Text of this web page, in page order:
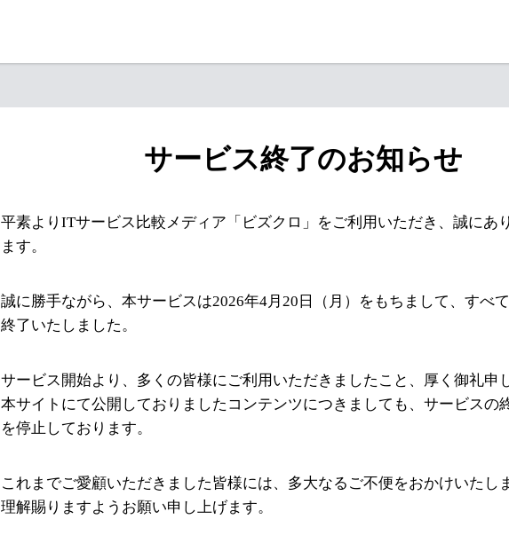
サービス終了のお知らせ
平素よりITサービス比較メディア「ビズクロ」をご利用いただき、誠にあ
ます。
誠に勝手ながら、本サービスは2026年4月20日（月）をもちまして、すべ
終了いたしました。
サービス開始より、多くの皆様にご利用いただきましたこと、厚く御礼申
本サイトにて公開しておりましたコンテンツにつきましても、サービスの
を停止しております。
これまでご愛顧いただきました皆様には、多大なるご不便をおかけいたし
理解賜りますようお願い申し上げます。